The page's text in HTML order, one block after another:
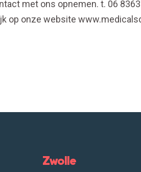
met ons opnemen. t. 06
op onze website
Zwolle